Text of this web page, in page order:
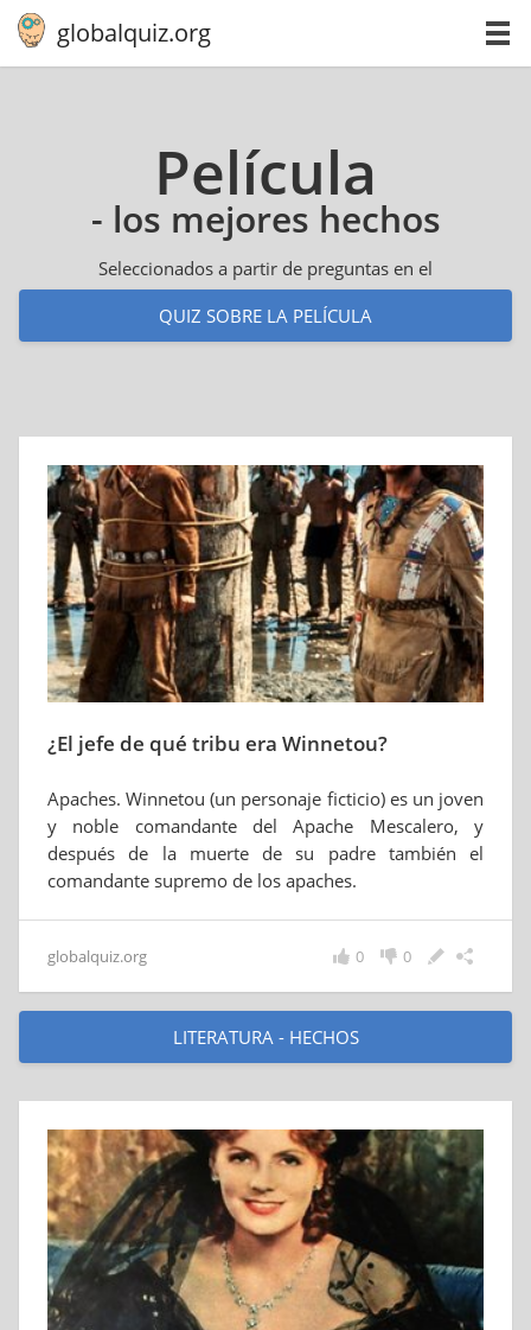
globalquiz.org
Película
- los mejores hechos
Seleccionados a partir de preguntas en el
QUIZ SOBRE LA PELÍCULA
¿El jefe de qué tribu era Winnetou?
Apaches. Winnetou (un personaje ficticio) es un joven
y noble comandante del Apache Mescalero, y
después de la muerte de su padre también el
comandante supremo de los apaches.
globalquiz.org 0
0
LITERATURA - HECHOS